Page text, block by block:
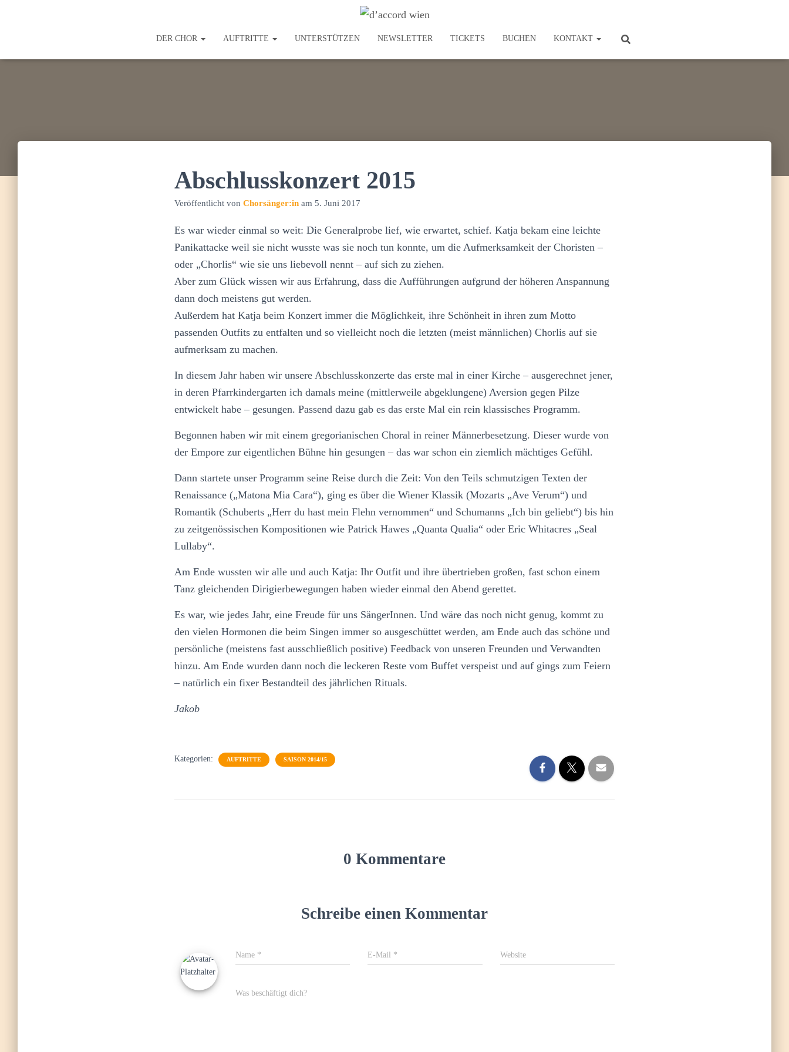
DER CHOR AUFTRITTE UNTERSTÜTZEN NEWSLETTER TICKETS BUCHEN KONTAKT
Abschlusskonzert 2015
Veröffentlicht von Chorsänger:in am 5. Juni 2017
Es war wieder einmal so weit: Die Generalprobe lief, wie erwartet, schief. Katja bekam eine leichte
Panikattacke weil sie nicht wusste was sie noch tun konnte, um die Aufmerksamkeit der Choristen –
oder „Chorlis“ wie sie uns liebevoll nennt – auf sich zu ziehen.
Aber zum Glück wissen wir aus Erfahrung, dass die Aufführungen aufgrund der höheren Anspannung
dann doch meistens gut werden.
Außerdem hat Katja beim Konzert immer die Möglichkeit, ihre Schönheit in ihren zum Motto
passenden Outfits zu entfalten und so vielleicht noch die letzten (meist männlichen) Chorlis auf sie
aufmerksam zu machen.
In diesem Jahr haben wir unsere Abschlusskonzerte das erste mal in einer Kirche – ausgerechnet jener,
in deren Pfarrkindergarten ich damals meine (mittlerweile abgeklungene) Aversion gegen Pilze
entwickelt habe – gesungen. Passend dazu gab es das erste Mal ein rein klassisches Programm.
Begonnen haben wir mit einem gregorianischen Choral in reiner Männerbesetzung. Dieser wurde von
der Empore zur eigentlichen Bühne hin gesungen – das war schon ein ziemlich mächtiges Gefühl.
Dann startete unser Programm seine Reise durch die Zeit: Von den Teils schmutzigen Texten der
Renaissance („Matona Mia Cara“), ging es über die Wiener Klassik (Mozarts „Ave Verum“) und
Romantik (Schuberts „Herr du hast mein Flehn vernommen“ und Schumanns „Ich bin geliebt“) bis hin
zu zeitgenössischen Kompositionen wie Patrick Hawes „Quanta Qualia“ oder Eric Whitacres „Seal
Lullaby“.
Am Ende wussten wir alle und auch Katja: Ihr Outfit und ihre übertrieben großen, fast schon einem
Tanz gleichenden Dirigierbewegungen haben wieder einmal den Abend gerettet.
Es war, wie jedes Jahr, eine Freude für uns SängerInnen. Und wäre das noch nicht genug, kommt zu
den vielen Hormonen die beim Singen immer so ausgeschüttet werden, am Ende auch das schöne und
persönliche (meistens fast ausschließlich positive) Feedback von unseren Freunden und Verwandten
hinzu. Am Ende wurden dann noch die leckeren Reste vom Buffet verspeist und auf gings zum Feiern
– natürlich ein fixer Bestandteil des jährlichen Rituals.
Jakob
Kategorien: AUFTRITTE SAISON 2014/15
0 Kommentare
Schreibe einen Kommentar
Name * E-Mail * Website
Was beschäftigt dich?